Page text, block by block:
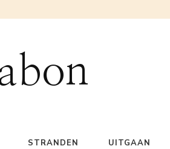
STRANDEN UITGAAN